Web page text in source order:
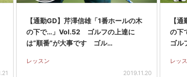
【通勤GD】芹澤信雄「1番ホールの木
の下で…」Vol.52 ゴルフの上達に
は“順番”が大事です ゴル…
レッスン
2019.11.20
【
の下
ゴル
レッ